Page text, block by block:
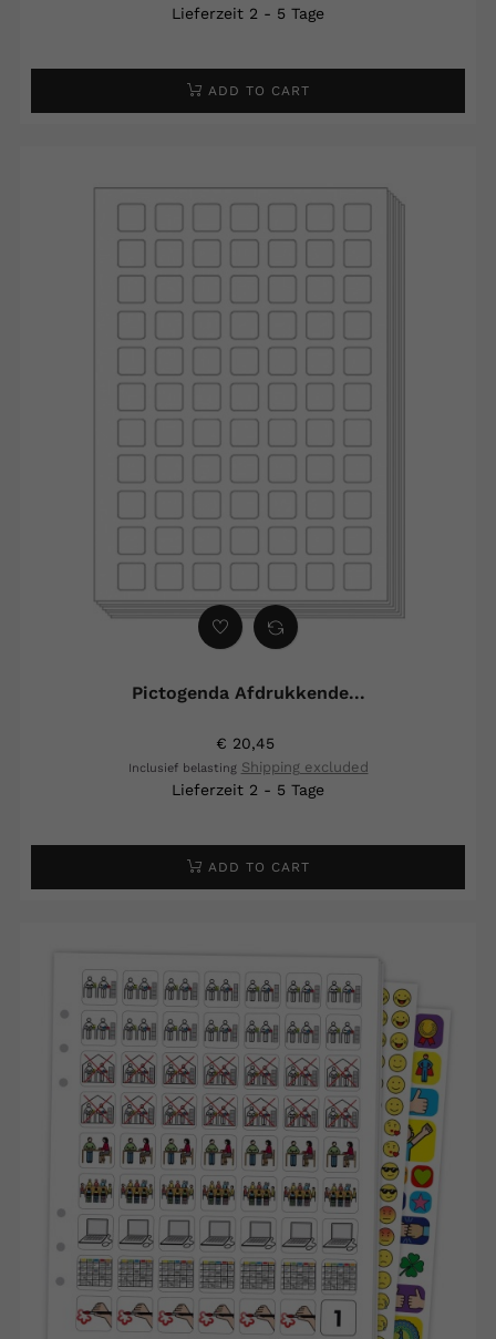
Lieferzeit 2 - 5 Tage
ADD TO CART
Pictogenda Afdrukkende...
€ 20,45
Inclusief belasting Shipping excluded
Lieferzeit 2 - 5 Tage
ADD TO CART